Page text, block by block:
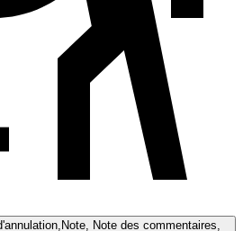
Note des commentaires,